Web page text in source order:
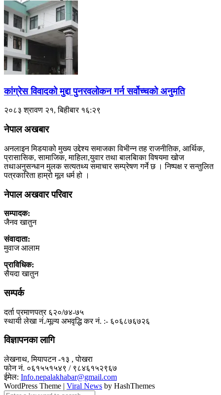
कांग्रेस विवादको मुद्दा पुनरवलोकन गर्न सर्वोच्चको अनुमति
२०८३ श्रावण २१, बिहीबार १६:२९
नेपाल अखबार
अनलाइन मिडयाको मुख्य उद्देश्य समाजका विभीन्न तह राजनीतिक, आर्थिक,
प्रासासिक, सामाजिक, माहिला,युवार तथा बालबािका विषयमा खोज
तथाअनुसन्धान मुलक सत्यतथ्य समाचार सम्प्रेषण गर्ने छ । निष्पक्ष र सन्तुलित
पत्रकारिता हाम्रो मूल धर्म हो ।
नेपाल अखवार परिवार
सम्पादक:
जैनव खातुन
संवादाता:
मुवाज आलाम
प्राविधिक:
सैयदा खातुन
सम्पर्क
दर्ता प्रमाणपत्र ६२०/७४-७५
स्थायी लेखा नं./मूल्य अभवृद्धि कर नं. :- ६०६८७६७२६
विज्ञापनका लागि
लेखनाथ, मियापटन -१३ , पोखरा
फोन नं. ०६१५५१५४९ / ९८४६१५२९६७
ईमेल: Info.nepalakhabar@gmail.com
WordPress Theme | Viral News by HashThemes